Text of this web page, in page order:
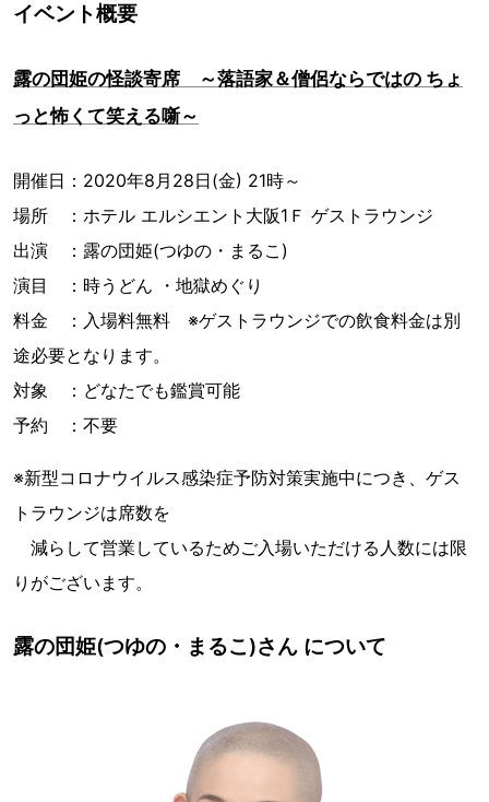
イベント概要
露の団姫の怪談寄席 ～落語家＆僧侶ならではの ちょ
っと怖くて笑える噺～
開催日：2020年8月28日(金) 21時～
場所 ：ホテル エルシエント大阪1Ｆ ゲストラウンジ
出演 ：露の団姫(つゆの・まるこ)
演目 ：時うどん ・地獄めぐり
料金 ：入場料無料 ※ゲストラウンジでの飲食料金は別
途必要となります。
対象 ：どなたでも鑑賞可能
予約 ：不要
※新型コロナウイルス感染症予防対策実施中につき、ゲス
トラウンジは席数を
減らして営業しているためご入場いただける人数には限
りがございます。
露の団姫(つゆの・まるこ)さん について